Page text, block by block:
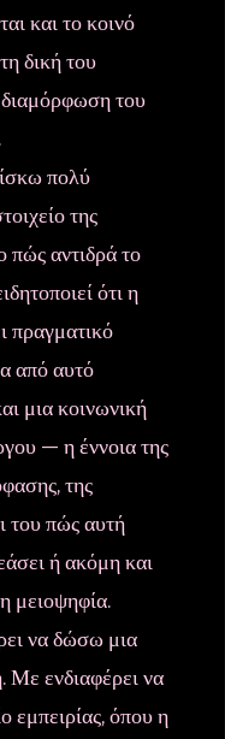
και το κοινό
δική του
του
πολύ
της
πώς αντιδρά το
ότι η
πραγματικό
από αυτό
μια κοινωνική
— η έννοια της
της
του πώς αυτή
ή ακόμη και
μειοψηφία.
να δώσω μια
Με ενδιαφέρει να
εμπειρίας, όπου η